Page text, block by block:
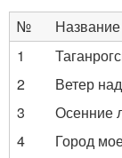
№
1
2
Ветер
3
Осенние
4
Город